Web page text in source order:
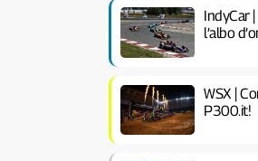
IndyCar
l’albo
WSX |
P300.it!